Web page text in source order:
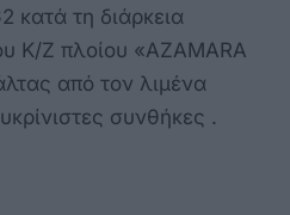
τη διάρκεια
Κ/Ζ πλοίου «AZAMARA
από τον λιμένα
συνθήκες .